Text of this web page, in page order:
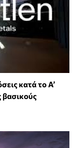
κατά το Α’
βασικούς